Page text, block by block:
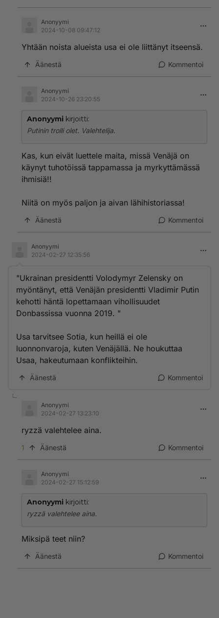
Anonyymi
2024-10-08 09:47:12
Yhtään noista alueista usa ei ole liittänyt itseensä.
Äänestä Kommentoi
Anonyymi
2024-10-26 23:20:55
Anonyymi kirjoitti:
Putinin trolli olet. Valehtelija.
Kas, kun eivät luettele maita, missä Venäjä on
käynyt tuhotöissä tappamassa ja myrkyttämässä
ihmisiä!!
Niitä on myös paljon ja aivan lähihistoriassa!
Äänestä Kommentoi
Anonyymi
2024-02-27 12:35:56
"Ukrainan presidentti Volodymyr Zelensky on
myöntänyt, että Venäjän presidentti Vladimir Putin
kehotti häntä lopettamaan vihollisuudet
Donbassissa vuonna 2019. "
Usa tarvitsee Sotia, kun heillä ei ole
luonnonvaroja, kuten Venäjällä. Ne houkuttaa
Usaa, hakeutumaan konflikteihin.
Äänestä Kommentoi
Anonyymi
2024-02-27 13:23:10
ryzzä valehtelee aina.
1 Äänestä Kommentoi
Anonyymi
2024-02-27 15:12:59
Anonyymi kirjoitti:
ryzzä valehtelee aina.
Miksipä teet niin?
Äänestä Kommentoi